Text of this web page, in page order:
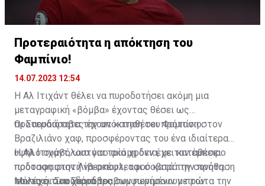
Προτεραιότητα η απόκτηση του
Φαμπίνιο!
14.07.2023 12:54
Η Αλ Ιτιχάντ θέλει να πυροδοτήσει ακόμη μια
μεταγραφική «βόμβα» έχοντας θέσει ως
προτεραιότητα την απόκτηση του Φαμπίνιο.
Οι Σαουδάραβες έχουν καταθέσει πρόταση στον
Βραζιλιάνο χαφ, προσφέροντας του ένα ιδιαίτερα
υψηλό συμβόλαιο για τρία χρόνια, με τον έμπειρο
ποδοσφαιριστή να σκέφτεται σοβαρά την πρόταση
που έχει στα χέρια του.
Η Αλ Ιτιχάντ, ωστόσο ακόμη δεν έχει καταθέσει
πρόταση στην Λίβερπουλ, αφού κατά την συνήθη
τακτική των Σαουδάραβων περιμένουν πρώτα την
Μόλις οι Σαουδάραβες συμφωνήσουν με τον